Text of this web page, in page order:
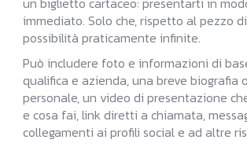
immediato. Solo che, rispetto al pezzo
possibilità praticamente infinite.
Può includere foto e informazioni di
qualifica e azienda, una breve biografia
personale, un video di presentazione
e cosa fai, link diretti a chiamata,
collegamenti ai profili social e ad altre